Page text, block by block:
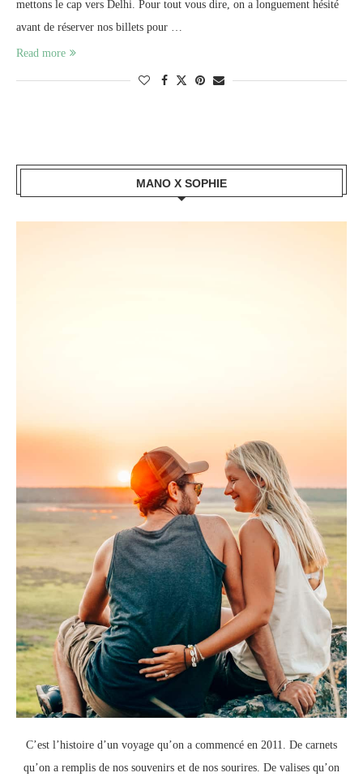
mettons le cap vers Delhi. Pour tout vous dire, on a longuement hésité
avant de réserver nos billets pour …
Read more
MANO X SOPHIE
C’est l’histoire d’un voyage qu’on a commencé en 2011. De carnets
qu’on a remplis de nos souvenirs et de nos sourires. De valises qu’on